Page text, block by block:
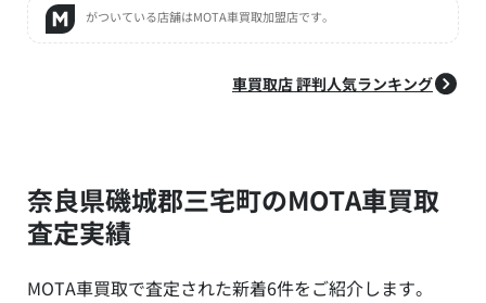
がついている店舗はMOTA車買取加盟店です。
車買取店 評判人気ランキング
奈良県磯城郡三宅町のMOTA車買取
査定実績
MOTA車買取で査定された新着6件をご紹介します。